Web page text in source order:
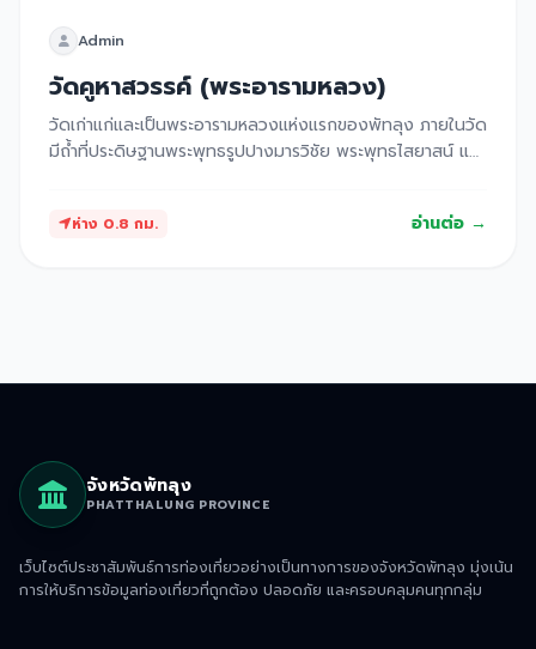
Admin
วัดคูหาสวรรค์ (พระอารามหลวง)
วัดเก่าแก่และเป็นพระอารามหลวงแห่งแรกของพัทลุง ภายในวัด
มีถ้ำที่ประดิษฐานพระพุทธรูปปางมารวิชัย พระพุทธไสยาสน์ และ
ห่าง 0.8 กม. อ่านต่อ →
จังหวัดพัทลุง
PHATTHALUNG PROVINCE
เว็บไซต์ประชาสัมพันธ์การท่องเที่ยวอย่างเป็นทางการของจังหวัดพัทลุง มุ่งเน้น
การให้บริการข้อมูลท่องเที่ยวที่ถูกต้อง ปลอดภัย และครอบคลุมคนทุกกลุ่ม